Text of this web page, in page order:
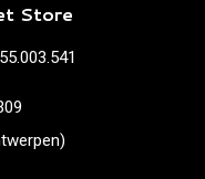
Store